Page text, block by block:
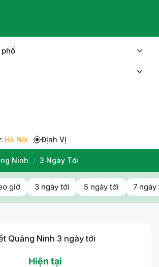
Hà Nội Định Vị
Ninh / 3 Ngày Tới
giờ 3 ngày tới 5 ngày tới 7 ngày
Quảng Ninh 3 ngày tới
Hiện tại